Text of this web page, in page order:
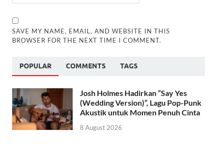
SAVE MY NAME, EMAIL, AND WEBSITE IN THIS
BROWSER FOR THE NEXT TIME I COMMENT.
POPULAR COMMENTS TAGS
Josh Holmes Hadirkan “Say Yes
(Wedding Version)”, Lagu Pop-Punk
Akustik untuk Momen Penuh Cinta
8 August 2026